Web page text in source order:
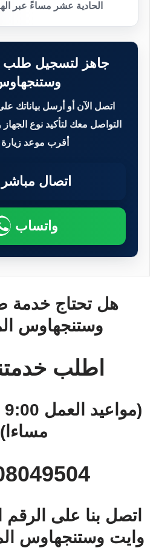
الحادية عشر مساءً عبر
جاهز لتسجيل طلب
اتصل الآن أو أرسل بياناتك
التواصل معك لتأكيد نوع
أقرب موعد زيارة
اتصال مباشر
واتساب
هل تحتاج خدمة
وستنجهاوس
اطلب
مساءا)
اتصل بنا على الرقم
وايت وستنجهاوس